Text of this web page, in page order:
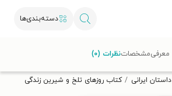
دسته‌بندی‌ها
تخفیف از طاقچه دریافت کن.
داستان ایرانی کتاب روزهای تلخ و شیرین زندگی
معرفیمشخصاتنظرات (۰)